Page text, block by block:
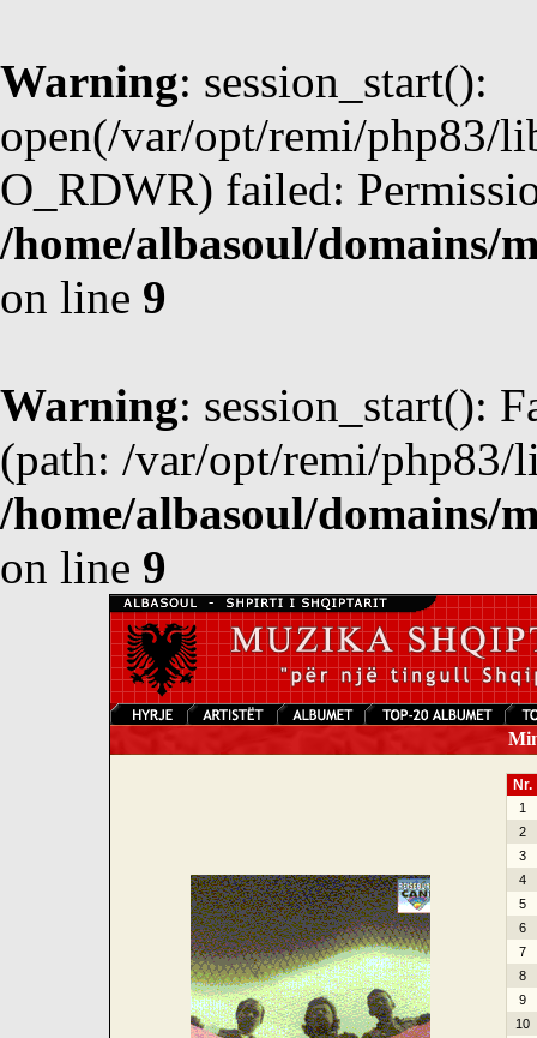
Warning: session_start():
open(/var/opt/remi/php83/
O_RDWR) failed:
/home/albasoul/domains/
on line 9
Warning: session_start():
(path: /var/opt/remi/php83/
/home/albasoul/domains/
on line 9
Nr.
1
2
3
4
5
6
7
8
9
10